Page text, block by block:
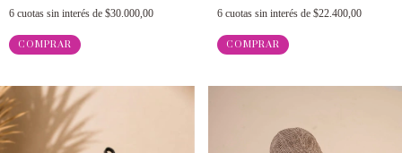
6 cuotas sin interés de $30.000,00
COMPRAR
6 cuotas sin interés de $22.400,00
COMPRAR